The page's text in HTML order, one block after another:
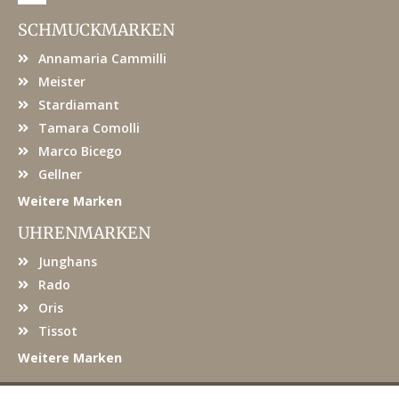
e
b
o
SCHMUCKMARKEN
Annamaria Cammilli
Meister
Stardiamant
Tamara Comolli
Marco Bicego
Gellner
Weitere Marken
UHRENMARKEN
Junghans
Rado
Oris
Tissot
Weitere Marken